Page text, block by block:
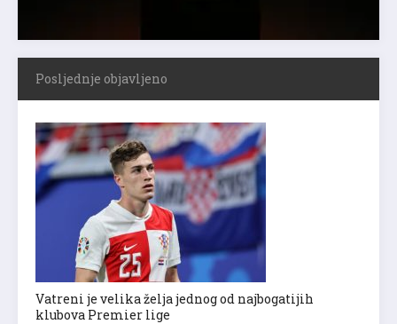
Posljednje objavljeno
Vatreni je velika želja jednog od najbogatijih
klubova Premier lige